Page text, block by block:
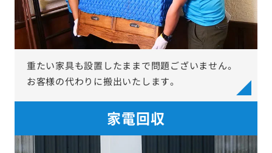
重たい家具も設置したままで問題ございません。
お客様の代わりに搬出いたします。
家電回収